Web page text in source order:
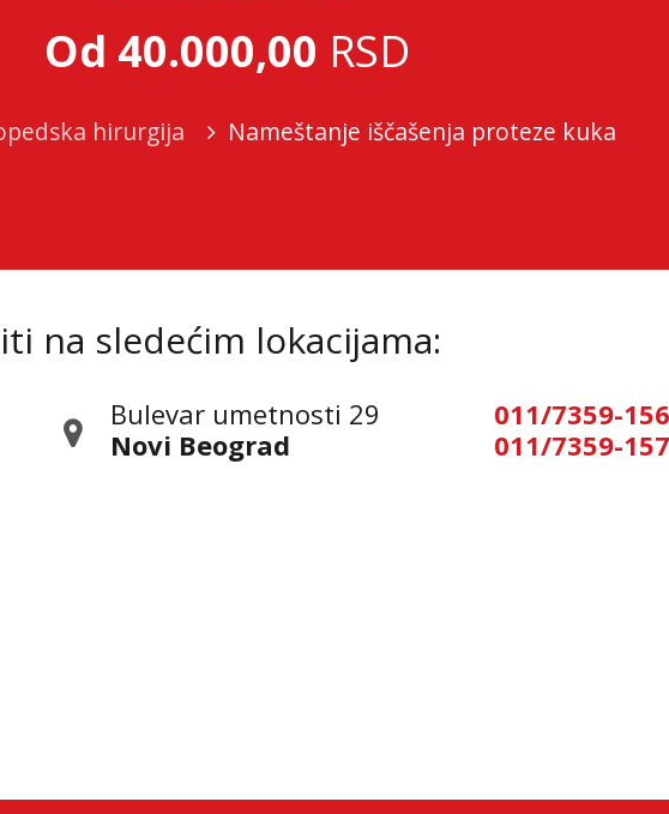
Od 40.000,00 RSD
hirurgija Nameštanje iščašenja proteze kuka
na sledećim lokacijama:
Bulevar umetnosti 29
Novi Beograd
011/7359-156
011/7359-157